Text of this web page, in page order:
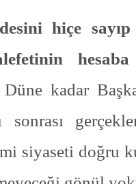
hiçe
kadar
siyaseti doğru